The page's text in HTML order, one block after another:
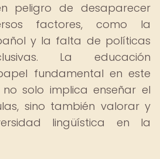
peligro de desaparecer
factores, como la
y la falta de políticas
La educación
fundamental en este
solo implica enseñar el
sino también valorar y
lingüística en la